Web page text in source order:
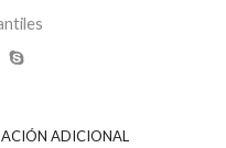
ADICIONAL